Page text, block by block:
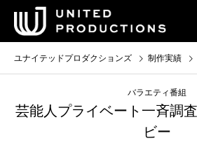
ユナイテッドプロダクションズ 制作実績
バラエティ番組
芸能人プライベート一斉調
ビー